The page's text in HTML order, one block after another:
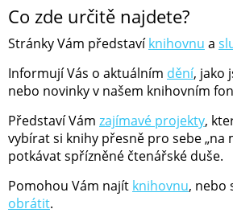
Co zde určitě najdete?
Stránky Vám představíknihovnu a
Informují Vás o aktuálním dění, jako
nebo novinky v našem knihovním
Představí Vám zajímavé projekty,
vybírat si knihy přesně pro sebe „na
potkávat spřízněné čtenářské duše.
Pomohou Vám najít knihovnu, nebo
obrátit.